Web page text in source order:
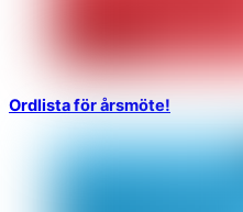
Ordlista för årsmöte!